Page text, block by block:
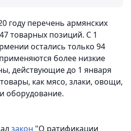
году перечень армянских
товарных позиций. С 1
остались только 94
более низкие
действующие до 1 января
как мясо, злаки, овощи,
оборудование.
закон "О ратификации